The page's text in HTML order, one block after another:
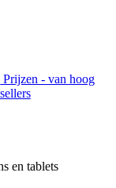
Prijzen - van hoog
en tablets